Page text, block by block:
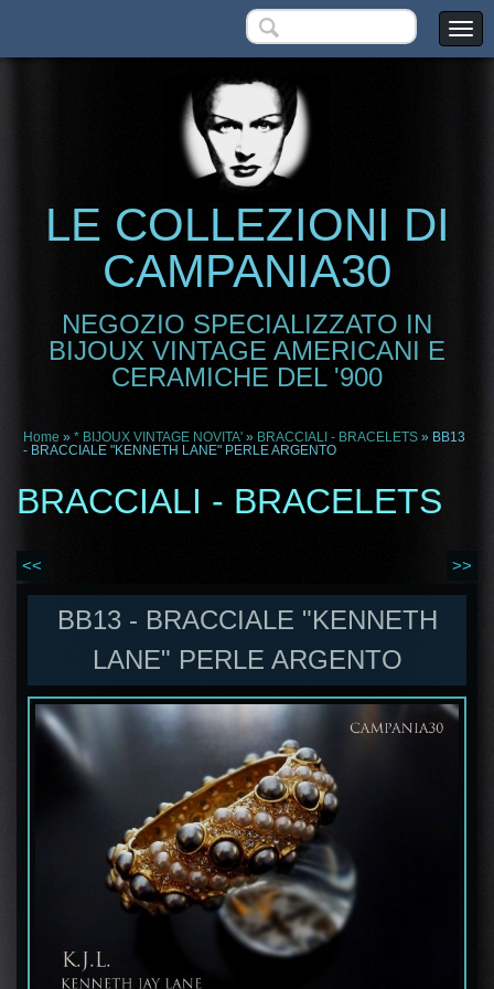
LE COLLEZIONI DI
CAMPANIA30
NEGOZIO SPECIALIZZATO IN
BIJOUX VINTAGE AMERICANI E
CERAMICHE DEL '900
Home » * BIJOUX VINTAGE NOVITA' » BRACCIALI - BRACELETS » BB13
- BRACCIALE "KENNETH LANE" PERLE ARGENTO
BRACCIALI - BRACELETS
<< >>
BB13 - BRACCIALE "KENNETH
LANE" PERLE ARGENTO